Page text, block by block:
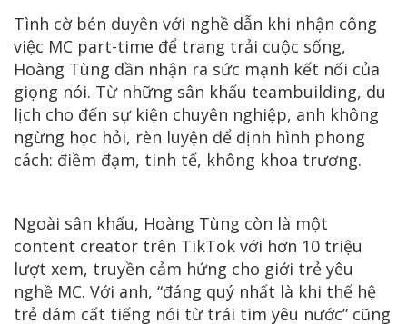
Tình cờ bén duyên với nghề dẫn khi nhận công
việc MC part-time để trang trải cuộc sống,
Hoàng Tùng dần nhận ra sức mạnh kết nối của
giọng nói. Từ những sân khấu teambuilding, du
lịch cho đến sự kiện chuyên nghiệp, anh không
ngừng học hỏi, rèn luyện để định hình phong
cách: điềm đạm, tinh tế, không khoa trương.
Ngoài sân khấu, Hoàng Tùng còn là một
content creator trên TikTok với hơn 10 triệu
lượt xem, truyền cảm hứng cho giới trẻ yêu
nghề MC. Với anh, “đáng quý nhất là khi thế hệ
trẻ dám cất tiếng nói từ trái tim yêu nước” cũng